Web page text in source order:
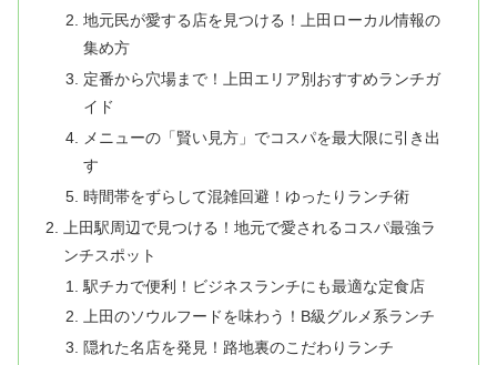
地元民が愛する店を見つける！上田ローカル情報の
集め方
定番から穴場まで！上田エリア別おすすめランチガ
イド
メニューの「賢い見方」でコスパを最大限に引き出
す
時間帯をずらして混雑回避！ゆったりランチ術
上田駅周辺で見つける！地元で愛されるコスパ最強ラ
ンチスポット
駅チカで便利！ビジネスランチにも最適な定食店
上田のソウルフードを味わう！B級グルメ系ランチ
隠れた名店を発見！路地裏のこだわりランチ